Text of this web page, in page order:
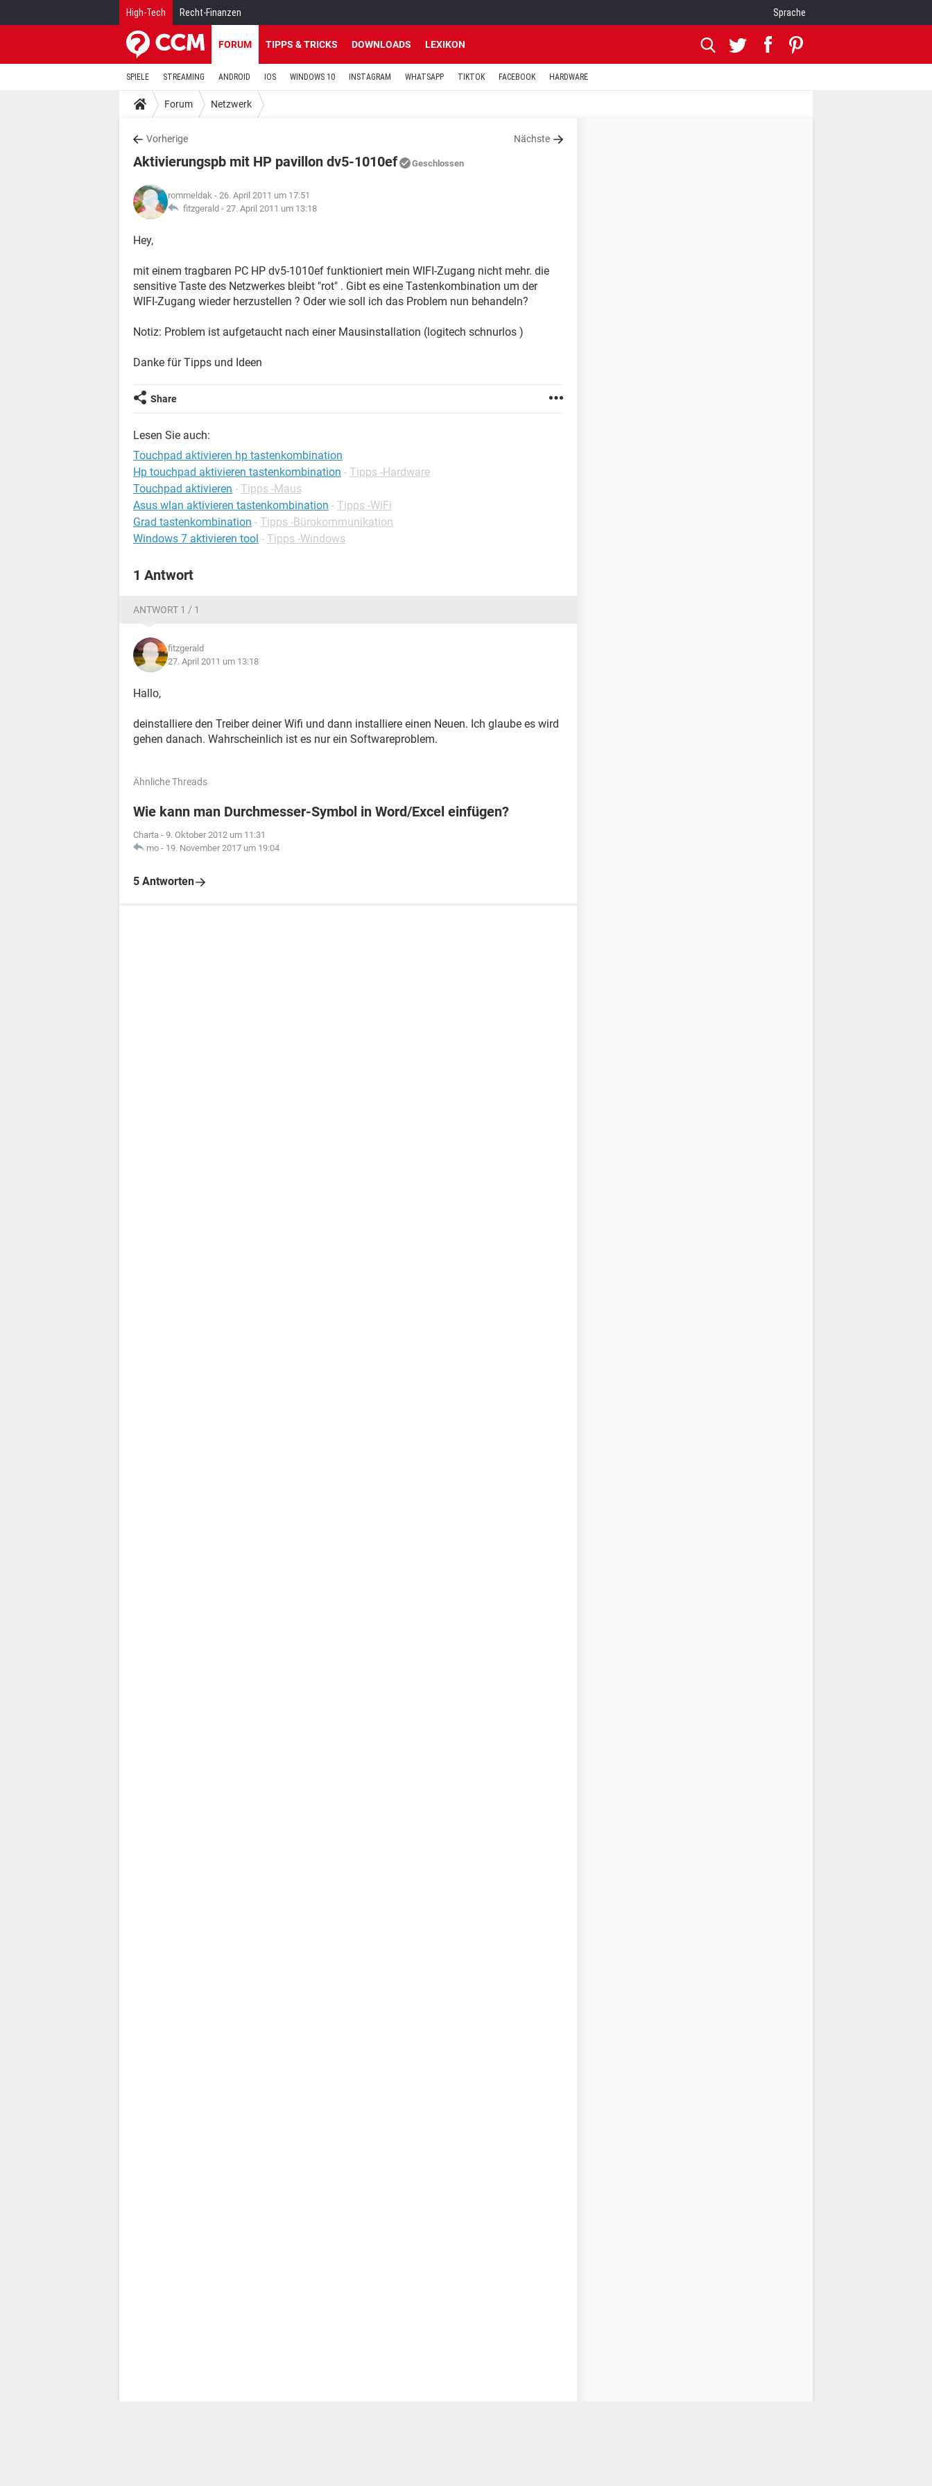
High-Tech Recht-Finanzen Sprache
FORUM TIPPS & TRICKS DOWNLOADS LEXIKON
SPIELE STREAMING ANDROID IOS WINDOWS 10 INSTAGRAM WHATSAPP TIKTOK FACEBOOK HARDWARE
Forum Netzwerk
Vorherige Nächste
Aktivierungspb mit HP pavillon dv5-1010ef Geschlossen
rommeldak - 26. April 2011 um 17:51
fitzgerald - 27. April 2011 um 13:18
Hey,
mit einem tragbaren PC HP dv5-1010ef funktioniert mein WIFI-Zugang nicht mehr. die
sensitive Taste des Netzwerkes bleibt "rot" . Gibt es eine Tastenkombination um der
WIFI-Zugang wieder herzustellen ? Oder wie soll ich das Problem nun behandeln?
Notiz: Problem ist aufgetaucht nach einer Mausinstallation (logitech schnurlos )
Danke für Tipps und Ideen
Share
Lesen Sie auch:
Touchpad aktivieren hp tastenkombination
Hp touchpad aktivieren tastenkombination - Tipps -Hardware
Touchpad aktivieren - Tipps -Maus
Asus wlan aktivieren tastenkombination - Tipps -WiFi
Grad tastenkombination - Tipps -Bürokommunikation
Windows 7 aktivieren tool - Tipps -Windows
1 Antwort
ANTWORT 1 / 1
fitzgerald
27. April 2011 um 13:18
Hallo,
deinstalliere den Treiber deiner Wifi und dann installiere einen Neuen. Ich glaube es wird
gehen danach. Wahrscheinlich ist es nur ein Softwareproblem.
Ähnliche Threads
Wie kann man Durchmesser-Symbol in Word/Excel einfügen?
Charta - 9. Oktober 2012 um 11:31
mo - 19. November 2017 um 19:04
5 Antworten